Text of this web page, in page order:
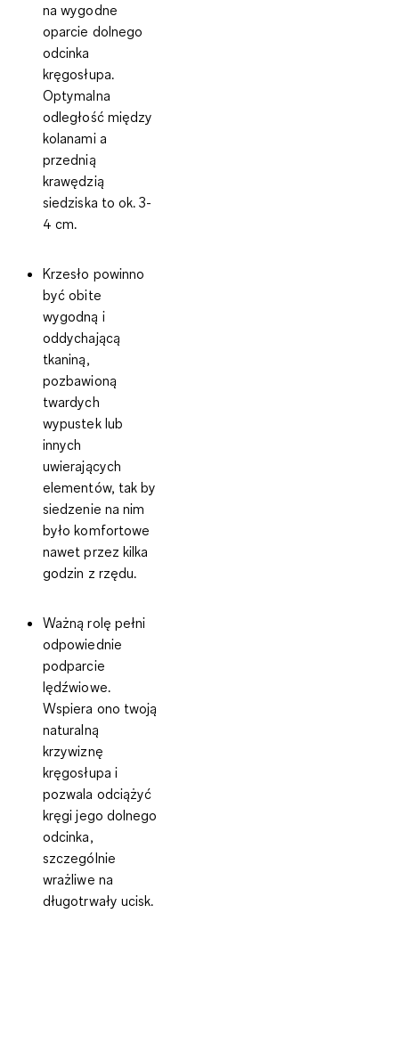
na wygodne
oparcie dolnego
odcinka
kręgosłupa.
Optymalna
odległość między
kolanami a
przednią
krawędzią
siedziska to ok. 3-
4 cm.
Krzesło powinno
byćobite
wygodną i
oddychającą
tkaniną,
pozbawioną
twardych
wypustek lub
innych
uwierających
elementów, tak by
siedzenie na nim
było komfortowe
nawet przez kilka
godzin z rzędu.
Ważną rolę pełni
odpowiednie
podparcie
lędźwiowe.
Wspiera ono twoją
naturalną
krzywiznę
kręgosłupa i
pozwala odciążyć
kręgi jego dolnego
odcinka,
szczególnie
wrażliwe na
długotrwały ucisk.